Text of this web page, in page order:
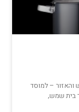
– למוסד
בית שמש,